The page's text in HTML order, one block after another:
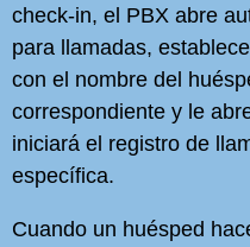
check-in, el PBX abre
para llamadas,
con el nombre del
correspondiente y le
iniciará el registro de
específica.
Cuando un huésped